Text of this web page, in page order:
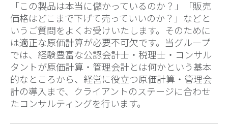
「この製品は本当に儲かっているのか？」「販売
価格はどこまで下げて売っていいのか？」などと
いうご質問をよくお受けいたします。そのために
は適正な原価計算が必要不可欠です。当グループ
では、経験豊富な公認会計士・税理士・コンサル
タントが原価計算・管理会計とは何かという基本
的なところから、経営に役立つ原価計算・管理会
計の導入まで、クライアントのステージに合わせ
たコンサルティングを行います。